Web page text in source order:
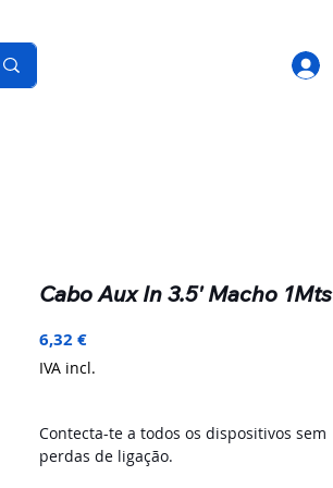
Cabo Aux In 3.5' Macho 1Mts
6,32 €Preço
IVA incl.
Contecta-te a todos os dispositivos sem
perdas de ligação.